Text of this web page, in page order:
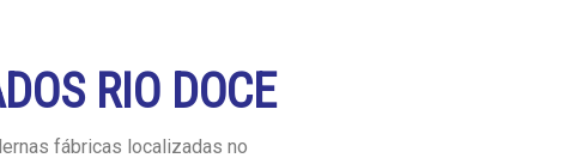
RIO DOCE
fábricas localizadas no